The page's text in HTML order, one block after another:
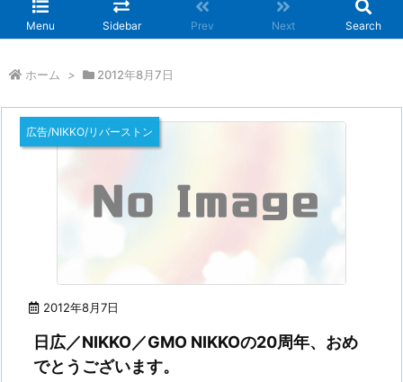
Menu Sidebar Prev Next Search
ホーム > 2012年8月7日
2012年8月7日
広告/NIKKO/リバーストン
日広／NIKKO／GMO NIKKOの20周年、おめ
でとうございます。